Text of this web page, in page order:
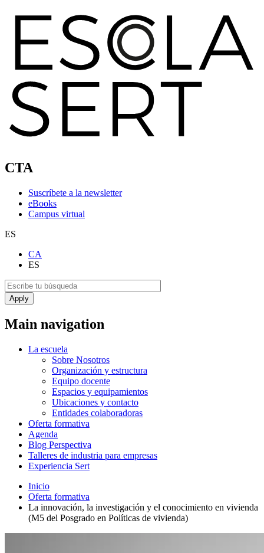
CTA
Suscríbete a la newsletter
eBooks
Campus virtual
ES
CA
ES
Main navigation
La escuela
Sobre Nosotros
Organización y estructura
Equipo docente
Espacios y equipamientos
Ubicaciones y contacto
Entidades colaboradoras
Oferta formativa
Agenda
Blog Perspectiva
Talleres de industria para empresas
Experiencia Sert
Inicio
Oferta formativa
La innovación, la investigación y el conocimiento en vivienda
(M5 del Posgrado en Políticas de vivienda)